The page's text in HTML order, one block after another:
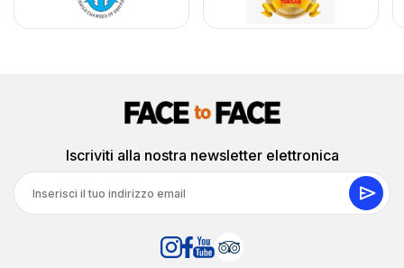
Iscriviti alla nostra newsletter elettronica